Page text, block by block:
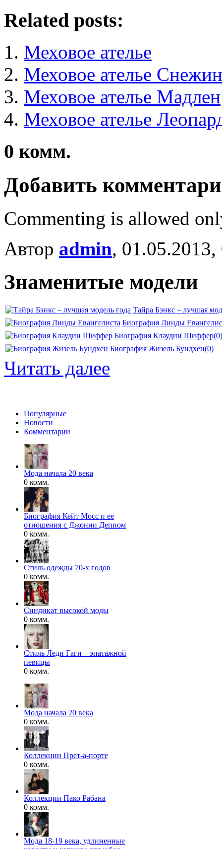
Related posts:
Меховое ателье
Меховое ателье
Меховое ателье Мадлен
Меховое ателье
0 комм.
Добавить
Commenting is allowed
Автор admin,
Знаменитые модели
Тайра Бэнкс – лучшая
Биография Линды
Биография Клаудии Шиффер(0)
Биография Жизель Бундхен(0)
Читать далее
Популярные
Новости
Комментарии
Мода начала 20 века
0 комм.
Биография Кейт Мосс и ее
отношения с Джонни Деппом
0 комм.
Стиль одежды 70-х годов
0 комм.
Синдикат высокой моды
0 комм.
Стиль Леди Гаги – эпатажной
певицы
0 комм.
Мода начала 20 века
0 комм.
Коллекции Прет-а-порте
0 комм.
Коллекции Пако Рабана
0 комм.
Мода 18-19 века, удлиненные